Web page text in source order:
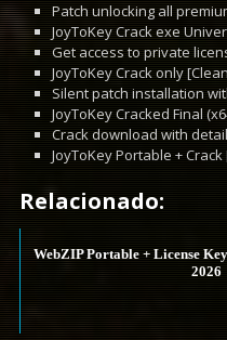
Patch unlocking all
JoyToKey Crack exe
Get access to private
JoyToKey Crack only
Silent patch installation
JoyToKey Cracked Final
Crack download with
JoyToKey Portable +
Relacionado:
WebZIP Portable + License
2026